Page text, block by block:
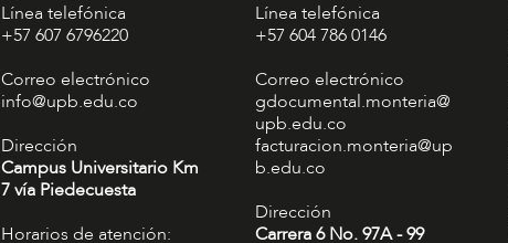
Línea telefónica
+57 607 6796220
Correo electrónico
info@upb.edu.co
Dirección
Campus Universitario Km
7 vía Piedecuesta
Horarios de atención:
Línea telefónica
+57 604 786 0146
Correo electrónico
gdocumental.monteria@
upb.edu.co
facturacion.monteria@up
b.edu.co
Dirección
Carrera 6 No. 97A - 99​